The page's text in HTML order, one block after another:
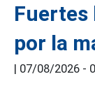
Fuertes
por la
| 07/08/2026 -